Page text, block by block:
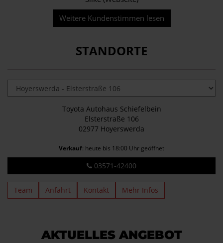
Weitere Kundenstimmen lesen
STANDORTE
Toyota Autohaus Schiefelbein
Elsterstraße 106
02977 Hoyerswerda
Verkauf: heute bis 18:00 Uhr geöffnet
03571-42400
Team Anfahrt Kontakt Mehr Infos
AKTUELLES ANGEBOT